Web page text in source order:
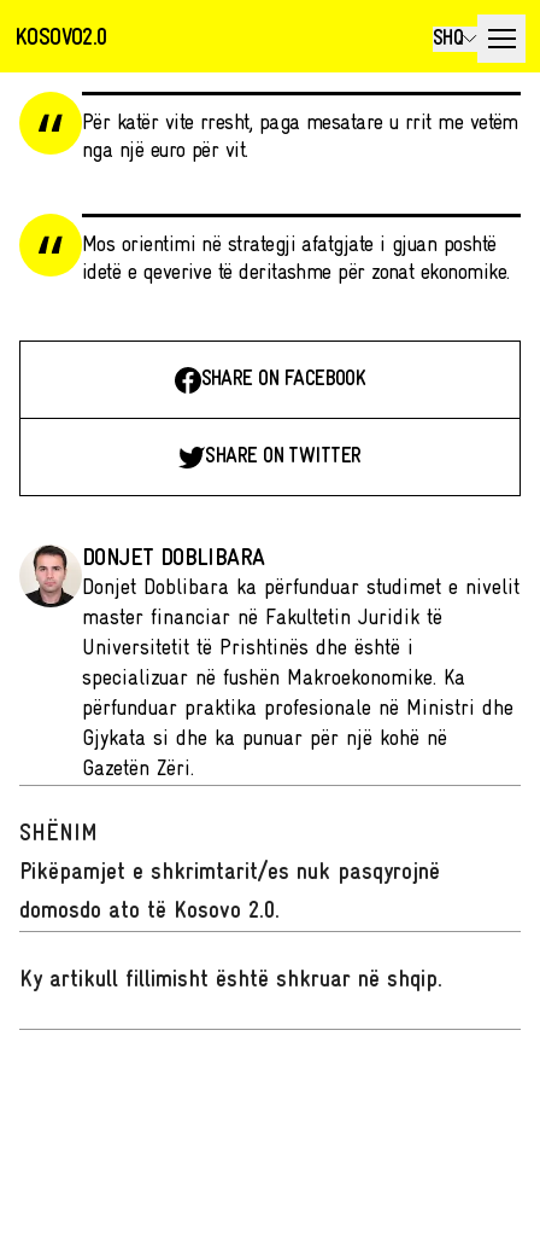
KOSOVO2.0 SHQ
Për katër vite rresht, paga mesatare u rrit me vetëm
nga një euro për vit.
Mos orientimi në strategji afatgjate i gjuan poshtë
idetë e qeverive të deritashme për zonat ekonomike.
SHARE ON FACEBOOK
SHARE ON TWITTER
DONJET DOBLIBARA
Donjet Doblibara ka përfunduar studimet e nivelit
master financiar në Fakultetin Juridik të
Universitetit të Prishtinës dhe është i
specializuar në fushën Makroekonomike. Ka
përfunduar praktika profesionale në Ministri dhe
Gjykata si dhe ka punuar për një kohë në
Gazetën Zëri.
SHËNIM
Pikëpamjet e shkrimtarit/es nuk pasqyrojnë
domosdo ato të Kosovo 2.0.
Ky artikull fillimisht është shkruar në shqip.